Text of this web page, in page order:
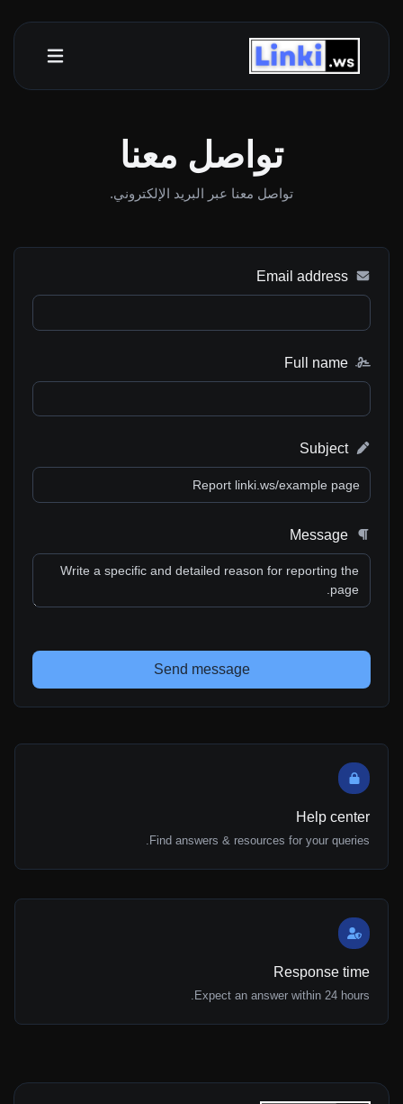
تواصل معنا
تواصل معنا عبر البريد الإلكتروني.
Email address
Full name
Subject
Message
Send message
Help center
Find answers & resources for your queries.
Response time
Expect an answer within 24 hours.